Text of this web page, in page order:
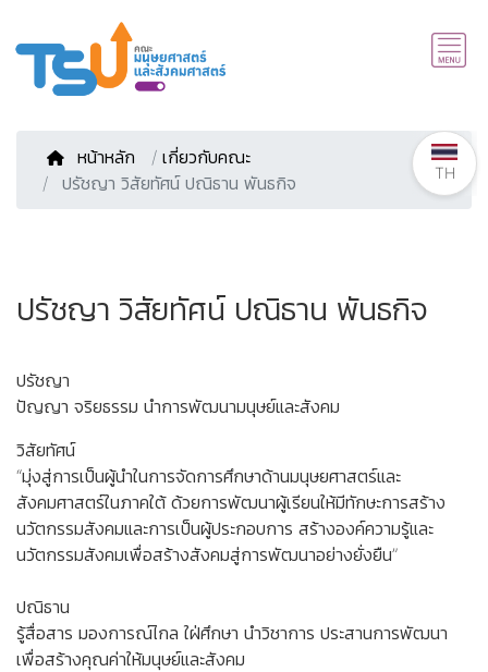
หน้าหลัก / เกี่ยวกับคณะ
ปรัชญา วิสัยทัศน์ ปณิธาน พันธกิจ
ปรัชญา วิสัยทัศน์ ปณิธาน พันธกิจ
ปรัชญา
ปัญญา จริยธรรม นำการพัฒนามนุษย์และสังคม
วิสัยทัศน์
“มุ่งสู่การเป็นผู้นำในการจัดการศึกษาด้านมนุษยศาสตร์และ
สังคมศาสตร์ในภาคใต้ ด้วยการพัฒนาผู้เรียนให้มีทักษะการสร้าง
นวัตกรรมสังคมและการเป็นผู้ประกอบการ สร้างองค์ความรู้และ
นวัตกรรมสังคมเพื่อสร้างสังคมสู่การพัฒนาอย่างยั่งยืน”
ปณิธาน
รู้สื่อสาร มองการณ์ไกล ใฝ่ศึกษา นำวิชาการ ประสานการพัฒนา
เพื่อสร้างคุณค่าให้มนุษย์และสังคม
TH